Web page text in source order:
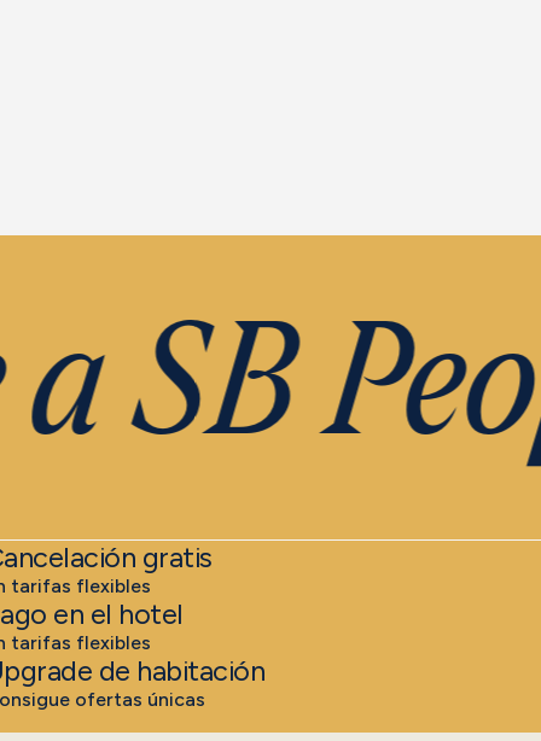
gratis
tarifas flexibles
en el hotel
tarifas flexibles
de habitación
ofertas únicas